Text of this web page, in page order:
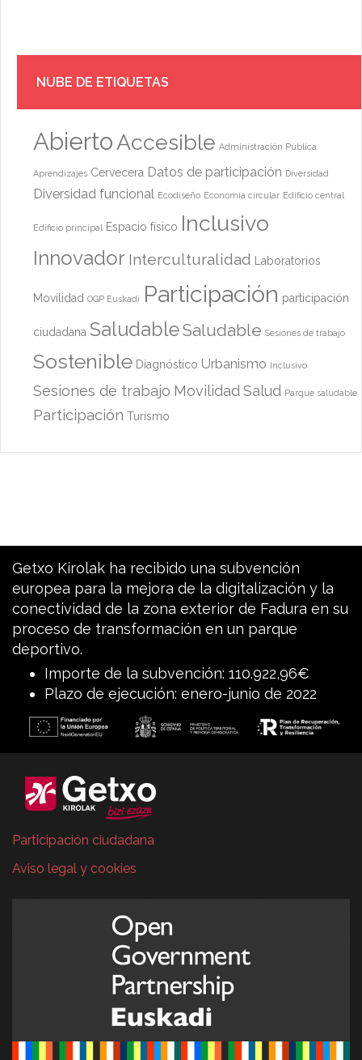
NUBE DE ETIQUETAS
AbiertoAccesible Administración Pública
Aprendizajes Cervecera Datos de participación Diversidad
Diversidad funcional Ecodiseño Economía circular Edificio central
Edificio principal Espacio físico Inclusivo
Innovador Interculturalidad Laboratorios
Movilidad OGP Euskadi Participación participación
ciudadana SaludableSaludable Sesiones de trabajo
Sostenible Diagnóstico Urbanismo Inclusivo
Sesiones de trabajo Movilidad Salud Parque saludable
Participación Turismo
Getxo Kirolak ha recibido una subvención
europea para la mejora de la digitalización y la
conectividad de la zona exterior de Fadura en su
proceso de transformación en un parque
deportivo.
Importe de la subvención: 110.922,96€
Plazo de ejecución: enero-junio de 2022
Participación ciudadana
Aviso legal y cookies